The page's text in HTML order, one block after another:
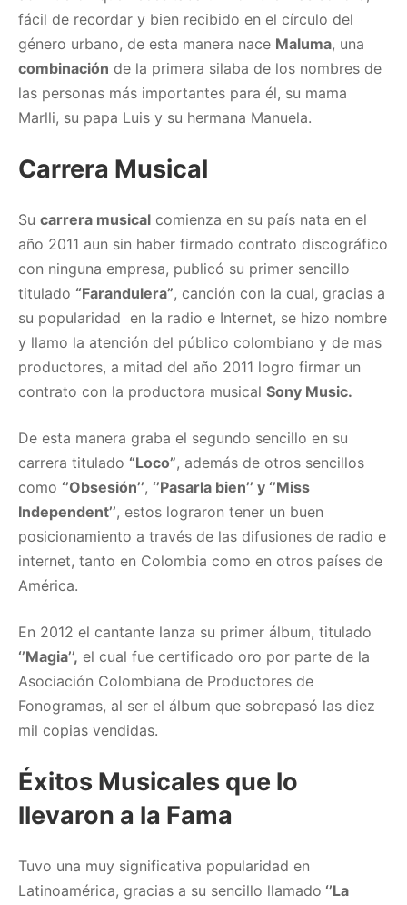
fácil de recordar y bien recibido en el círculo del
género urbano, de esta manera nace Maluma, una
combinación de la primera silaba de los nombres de
las personas más importantes para él, su mama
Marlli, su papa Luis y su hermana Manuela.
Carrera Musical
Su carrera musical comienza en su país nata en el
año 2011 aun sin haber firmado contrato discográfico
con ninguna empresa, publicó su primer sencillo
titulado “Farandulera”, canción con la cual, gracias a
su popularidad en la radio e Internet, se hizo nombre
y llamo la atención del público colombiano y de mas
productores, a mitad del año 2011 logro firmar un
contrato con la productora musical Sony Music.
De esta manera graba el segundo sencillo en su
carrera titulado “Loco”, además de otros sencillos
como ‘’Obsesión’’, ‘’Pasarla bien’’ y ‘’Miss
Independent’’, estos lograron tener un buen
posicionamiento a través de las difusiones de radio e
internet, tanto en Colombia como en otros países de
América.
En 2012 el cantante lanza su primer álbum, titulado
‘’Magia’’, el cual fue certificado oro por parte de la
Asociación Colombiana de Productores de
Fonogramas, al ser el álbum que sobrepasó las diez
mil copias vendidas.
Éxitos Musicales que lo
llevaron a la Fama
Tuvo una muy significativa popularidad en
Latinoamérica, gracias a su sencillo llamado ‘’La